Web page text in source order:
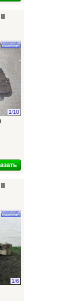
1/10
1/6